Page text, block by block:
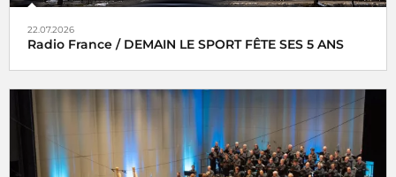
22.07.2026
Radio France / DEMAIN LE SPORT FÊTE SES 5 ANS